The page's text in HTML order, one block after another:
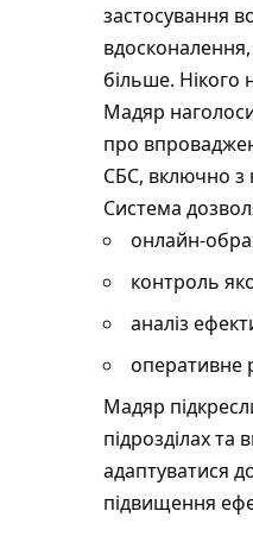
застосування
більше. Нікого
Мадяр
про
СБС, включно з
Система
онлайн-
контроль
аналіз
оперативне
Мадяр
підрозділах
адаптуватися
підвищення